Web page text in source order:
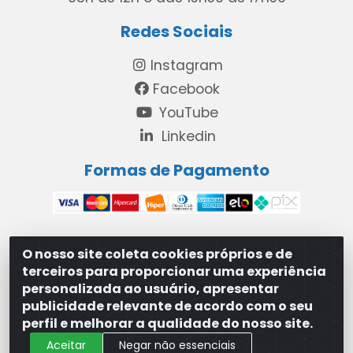
O nosso site coleta cookies próprios e de
terceiros para proporcionar uma experiência
personalizada ao usuário, apresentar
publicidade relevante de acordo com o seu
perfil e melhorar a qualidade do nosso site.
Aceitar Negar não essenciais
Redes Sociais
Instagram
Facebook
YouTube
Linkedin
Formas de Pagamento
MAXXISUPRI COMÉRCIO DE SANEANTES LTDA - Avenida
Antônio Cabral de Souza, 2872 - Maranguape II -
Paulista/PE - CEP 53.421-420 - 31.329.180/0001-83